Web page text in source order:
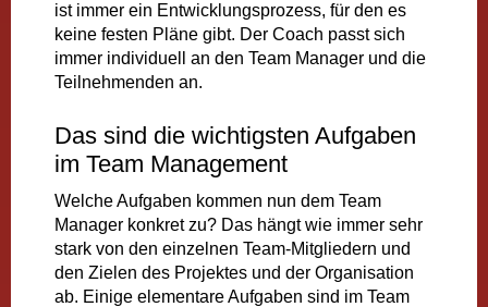
ist immer ein Entwicklungsprozess, für den es
keine festen Pläne gibt. Der Coach passt sich
immer individuell an den Team Manager und die
Teilnehmenden an.
Das sind die wichtigsten Aufgaben
im Team Management
Welche Aufgaben kommen nun dem Team
Manager konkret zu? Das hängt wie immer sehr
stark von den einzelnen Team-Mitgliedern und
den Zielen des Projektes und der Organisation
ab. Einige elementare Aufgaben sind im Team